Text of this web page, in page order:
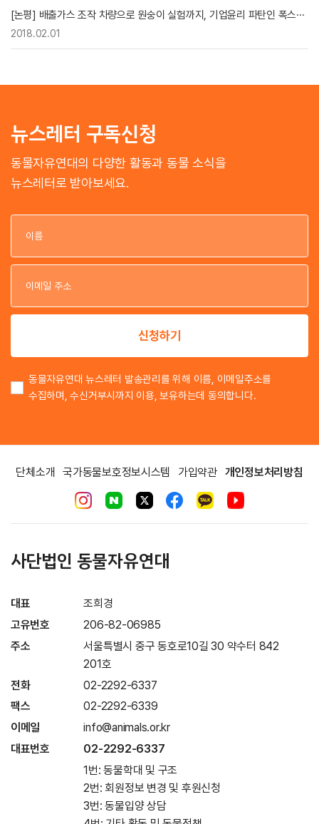
[논평] 배출가스 조작 차량으로 원숭이 실험까지, 기업윤리 파탄인 폭스···
2018.02.01
뉴스레터 구독신청
동물자유연대의 다양한 활동과 동물 소식을
뉴스레터로 받아보세요.
이
이
신청하기
동물자유연대 뉴스레터 발송관리를 위해 이름, 이메일주소를
수집하며, 수신거부시까지 이용, 보유하는데 동의합니다.
단체소개 국가동물보호정보시스템 가입약관 개인정보처리방침
사단법인 동물자유연대
대표
조희경
고유번호
206-82-06985
주소
서울특별시 중구 동호로10길 30 약수터 842
201호
전화
02-2292-6337
팩스
02-2292-6339
이메일
info@animals.or.kr
대표번호
02-2292-6337
1번: 동물학대 및 구조
2번: 회원정보 변경 및 후원신청
3번: 동물입양 상담